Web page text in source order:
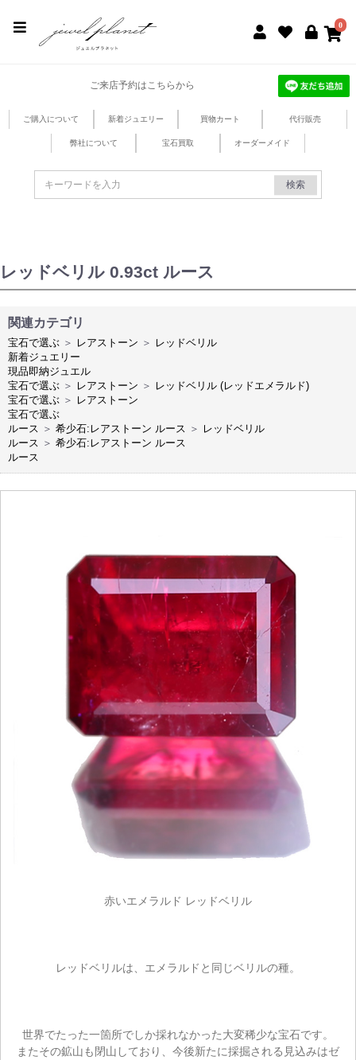
0
ご来店予約はこちらから
ご購入について 新着ジュエリー 買物カート 代行販売
弊社について 宝石買取 オーダーメイド
検索
レッドベリル 0.93ct ルース
関連カテゴリ
宝石で選ぶ ＞ レアストーン ＞ レッドベリル
新着ジュエリー
現品即納ジュエル
宝石で選ぶ ＞ レアストーン ＞ レッドベリル (レッドエメラルド)
宝石で選ぶ ＞ レアストーン
宝石で選ぶ
ルース ＞ 希少石:レアストーン ルース ＞ レッドベリル
ルース ＞ 希少石:レアストーン ルース
ルース
赤いエメラルド レッドベリル
レッドベリルは、エメラルドと同じベリルの種。
世界でたった一箇所でしか採れなかった大変稀少な宝石です。
またその鉱山も閉山しており、今後新たに採掘される見込みはゼ